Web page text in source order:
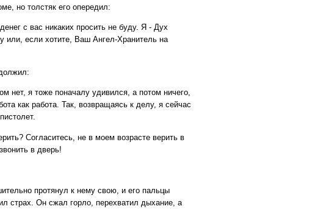
но толстяк его опередил:
с вас никаких просить не буду. Я - Дух
или, если хотите, Ваш Ангел-Хранитель на
нет, я тоже поначалу удивился, а потом ничего,
как работа. Так, возвращаясь к делу, я сейчас
Согласитесь, не в моем возрасте верить в
в дверь!
протянул к нему свою, и его пальцы
страх. Он сжал горло, перехватил дыхание, а